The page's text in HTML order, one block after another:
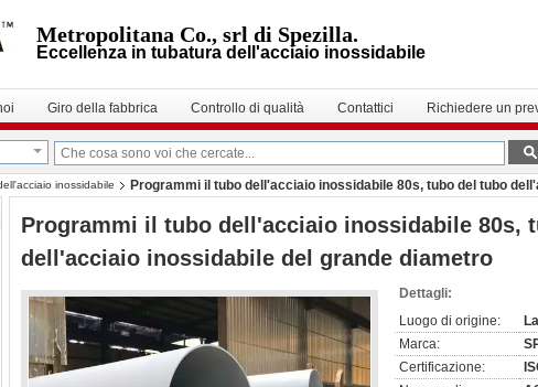
Metropolitana Co., srl di Spezilla.
Eccellenza in tubatura dell'acciaio inossidabile
Giro della fabbrica Controllo di qualità Contattici Richiedere un
inossidabile
Programmi il tubo dell'acciaio inossidabile 80s, tubo del tubo
Programmi il tubo dell'acciaio inossidabile 80s,
dell'acciaio inossidabile del grande diametro
Dettagli:
Luogo di origine:
Marca:
Certificazione: